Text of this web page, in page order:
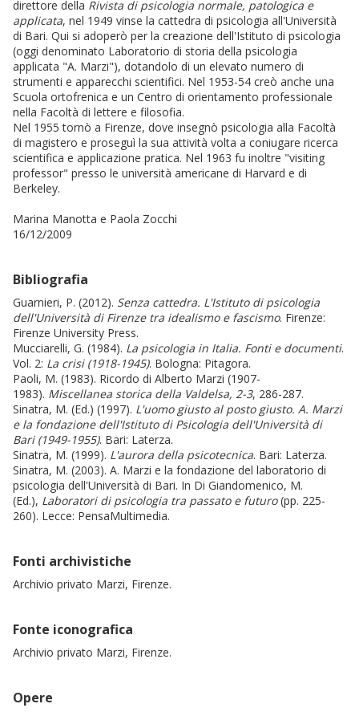
direttore della Rivista di psicologia normale, patologica e
applicata, nel 1949 vinse la cattedra di psicologia all'Università
di Bari. Qui si adoperò per la creazione dell'Istituto di psicologia
(oggi denominato Laboratorio di storia della psicologia
applicata "A. Marzi"), dotandolo di un elevato numero di
strumenti e apparecchi scientifici. Nel 1953-54 creò anche una
Scuola ortofrenica e un Centro di orientamento professionale
nella Facoltà di lettere e filosofia.
Nel 1955 tornò a Firenze, dove insegnò psicologia alla Facoltà
di magistero e proseguì la sua attività volta a coniugare ricerca
scientifica e applicazione pratica. Nel 1963 fu inoltre "visiting
professor" presso le università americane di Harvard e di
Berkeley.
Marina Manotta e Paola Zocchi
16/12/2009
Bibliografia
Guarnieri, P. (2012). Senza cattedra. L'Istituto di psicologia
dell'Università di Firenze tra idealismo e fascismo. Firenze:
Firenze University Press.
Mucciarelli, G. (1984). La psicologia in Italia. Fonti e documenti.
Vol. 2: La crisi (1918-1945). Bologna: Pitagora.
Paoli, M. (1983). Ricordo di Alberto Marzi (1907-
1983). Miscellanea storica della Valdelsa, 2-3, 286-287.
Sinatra, M. (Ed.) (1997). L'uomo giusto al posto giusto. A. Marzi
e la fondazione dell'Istituto di Psicologia dell'Università di
Bari (1949-1955). Bari: Laterza.
Sinatra, M. (1999). L'aurora della psicotecnica. Bari: Laterza.
Sinatra, M. (2003). A. Marzi e la fondazione del laboratorio di
psicologia dell'Università di Bari. In Di Giandomenico, M.
(Ed.), Laboratori di psicologia tra passato e futuro(pp. 225-
260). Lecce: PensaMultimedia.
Fonti archivistiche
Archivio privato Marzi, Firenze.
Fonte iconografica
Archivio privato Marzi, Firenze.
Opere